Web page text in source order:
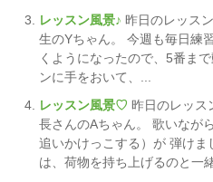
レッスン風景♪ 昨日のレッス
生のYちゃん。 今週も毎日練
くようになったので、5番ま
ンに手をおいて、...
レッスン風景♡ 昨日のレッス
長さんのAちゃん。 歌いなが
追いかけっこする）が 弾け
は、荷物を持ち上げるのと一